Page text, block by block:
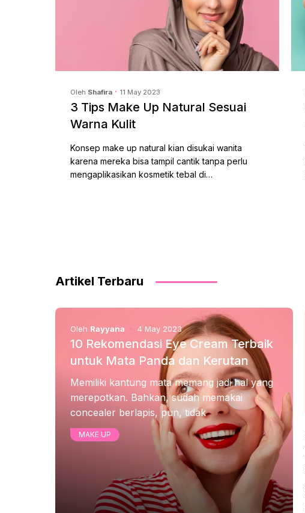
Oleh Shafira 11 May 2023
3 Tips Make Up Natural Sesuai
Warna Kulit
Konsep make up natural kian disukai wanita
karena mereka bisa tampil cantik tanpa perlu
mengaplikasikan kosmetik tebal di…
Artikel Terbaru
Oleh Rayyana 4 May 2023
10 Rekomendasi Eye Cream Terbaik
untuk Mata Panda dan Kerutan
Memiliki kantung mata memang jadi hal yang
merepotkan. Bahkan, sudah memakai
concealer berlapis, pun, tidak
MAKE UP